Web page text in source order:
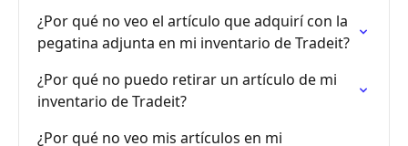
¿Por qué no veo el artículo que adquirí con la
pegatina adjunta en mi inventario de Tradeit?
¿Por qué no puedo retirar un artículo de mi
inventario de Tradeit?
¿Por qué no veo mis artículos en mi